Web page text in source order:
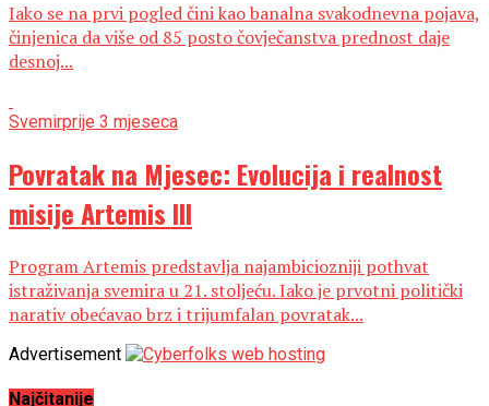
Iako se na prvi pogled čini kao banalna svakodnevna pojava,
činjenica da više od 85 posto čovječanstva prednost daje
desnoj...
Svemirprije 3 mjeseca
Povratak na Mjesec: Evolucija i realnost
misije Artemis III
Program Artemis predstavlja najambiciozniji pothvat
istraživanja svemira u 21. stoljeću. Iako je prvotni politički
narativ obećavao brz i trijumfalan povratak...
Advertisement
Najčitanije